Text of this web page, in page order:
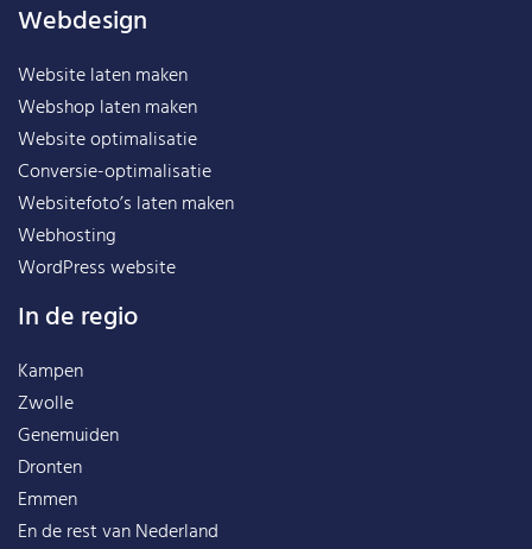
Webdesign
Website laten maken
Webshop laten maken
Website optimalisatie
Conversie-optimalisatie
Websitefoto’s laten maken
Webhosting
WordPress website
In de regio
Kampen
Zwolle
Genemuiden
Dronten
Emmen
En de rest vanNederland